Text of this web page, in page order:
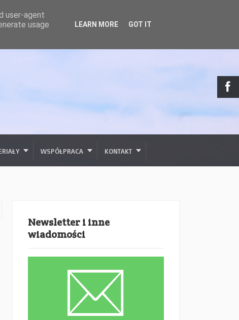
WSPÓŁPRACA KONTAKT
Newsletter i inne
wiadomości
user-agent
usage
LEARN MORE GOT IT